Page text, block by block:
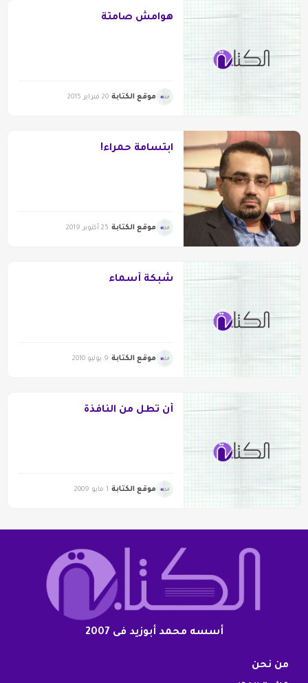
هوامش صامتة
موقع الكتابة 20 فبراير 2015
ابتسامةٌ حمراء!
موقع الكتابة 25 أكتوبر 2019
شبكة أسماء
موقع الكتابة 9 يوليو 2010
أن تطل من النافذة
موقع الكتابة 1 مايو 2009
أسسه محمد أبوزيد فى 2007
من نحن